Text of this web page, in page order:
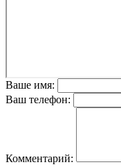
Ваше имя:
Ваш телефон:
Комментарий: